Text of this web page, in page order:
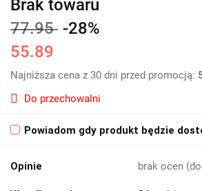
Brak towaru
77.95 -28%
55.89
Najniższa cena z 30 dni przed promocją:
Do przechowalni
Powiadom gdy produkt będzie
Opinie brak ocen